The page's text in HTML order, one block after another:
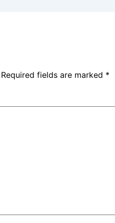
Required fields are marked *